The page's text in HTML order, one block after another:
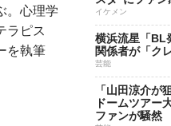
。心理学
ラピス
を執筆
イケメン
横浜流星「BL
関係者が「ク
芸能
「山田涼介
ドームツアー
ファンが騒然